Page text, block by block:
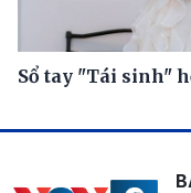
Sổ tay "Tái sinh"